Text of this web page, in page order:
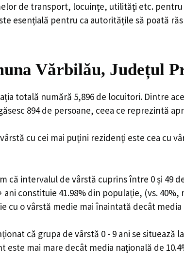
de transport, locuințe, utilități etc.
esențială pentru ca autoritățile să poată
Vărbilău, Județul
totală numără 5,896 de locuitori. Dintre
894 de persoane, ceea ce reprezintă
cu cei mai puțini rezidenți este cea cu
că intervalul de vârstă cuprins între 0 și 49
ani constituie 41.98% din populație, (vs. 40%,
cu o vârstă medie mai înaintată decât
că grupa de vârstă 0 - 9 ani se
este mai mare decât media națională de